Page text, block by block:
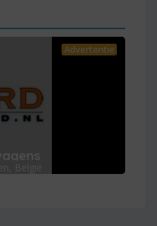
Advertentie